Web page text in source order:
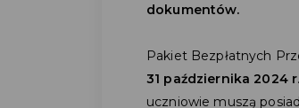
dokumentów.
Pakiet Bezpłatnych
31 października 2024 r
uczniowie muszą